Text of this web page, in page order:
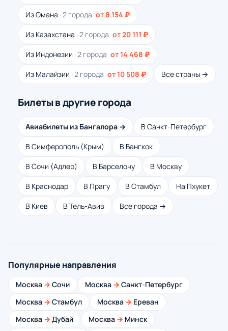
Из Омана · 2 города от 8 154 ₽
Из Казахстана · 2 города от 20 111 ₽
Из Индонезии · 2 города от 14 468 ₽
Из Малайзии · 2 города от 10 508 ₽ Все страны →
Билеты в другие города
Авиабилеты из Бангалора → В Санкт-Петербург
В Симферополь (Крым) В Бангкок
В Сочи (Адлер) В Барселону В Москву
В Краснодар В Прагу В Стамбул На Пхукет
В Киев В Тель-Авив Все города →
Популярные направления
Москва → Сочи Москва → Санкт-Петербург
Москва → Стамбул Москва → Ереван
Москва → Дубай Москва → Минск